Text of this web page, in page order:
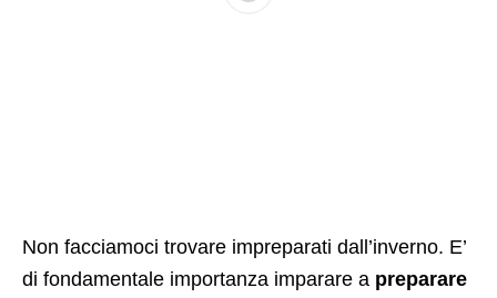
Non facciamoci trovare impreparati dall’inverno. E’
di fondamentale importanza imparare a preparare